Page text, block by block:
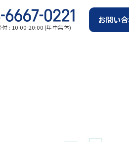
付 : 10:00-20:00 (年中無休)
お問い